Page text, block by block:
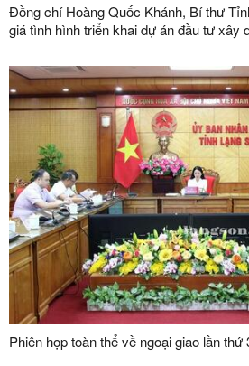
Đồng chí Hoàng Quốc Khánh, Bí thư
giá tình hình triển khai dự án đầu tư xây
Phiên họp toàn thể về ngoại giao lần thứ